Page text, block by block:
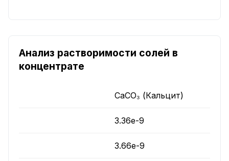
Анализ растворимости солей в
концентрате
CaCO₃ (Кальцит)
3.36e-9
3.66e-9